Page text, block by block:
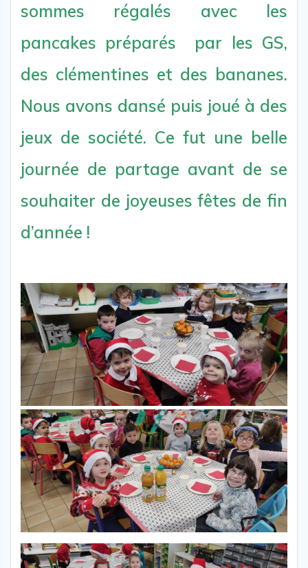
sommes régalés avec les
pancakes préparés par les GS,
des clémentines et des bananes.
Nous avons dansé puis joué à des
jeux de société. Ce fut une belle
journée de partage avant de se
souhaiter de joyeuses fêtes de fin
d’année !